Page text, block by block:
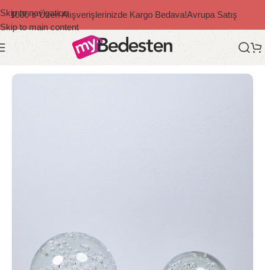
Skip to navigation
Skip to main content
1000 ₺ Üzeri Alışverişlerinizde Kargo Bedava!Avrupa Satış
Ana Sayfa Dekoratif Ürünler / Modern